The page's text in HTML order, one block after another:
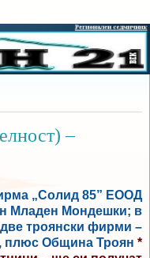
–
„Солид 85” ЕООД
Младен Мондешки; в
троянски фирми –
плюс Община Троян *